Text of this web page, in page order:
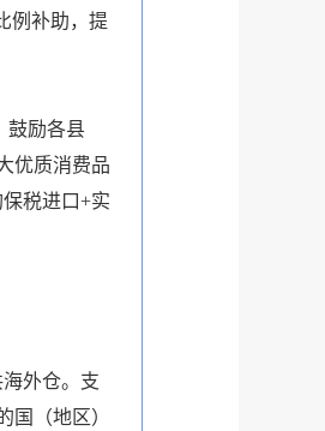
例补助，提
鼓励各县
优质消费品
税进口+实
外仓。支
（地区）